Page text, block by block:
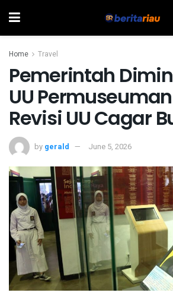
Home Travel
Pemerintah
UU
Revisi UU Cagar
by gerald June 5, 2026